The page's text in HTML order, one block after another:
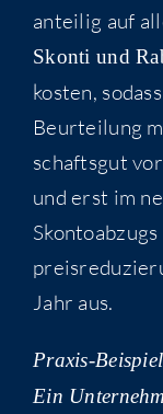
antei­lig auf
Skon­ti und
kos­ten,
Beur­tei­lung
schafts­gut
und erst im
Jahr aus.
Pra­xis-
Ein